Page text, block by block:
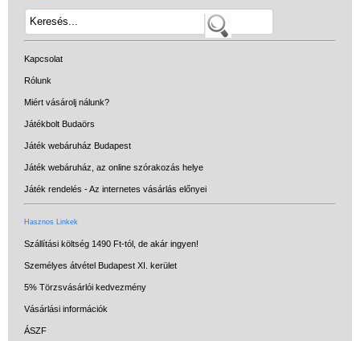
Kapcsolat
Rólunk
Miért vásárolj nálunk?
Játékbolt Budaörs
Játék webáruház Budapest
Játék webáruház, az online szórakozás helye
Játék rendelés - Az internetes vásárlás előnyei
Hasznos Linkek
Szállítási költség 1490 Ft-tól, de akár ingyen!
Személyes átvétel Budapest XI. kerület
5% Törzsvásárlói kedvezmény
Vásárlási információk
ÁSZF